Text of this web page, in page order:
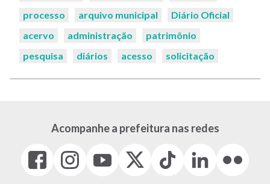
processo
arquivo municipal
Diário Oficial
acervo
administração
patrimônio
pesquisa
diários acesso solicitação
Acompanhe a prefeitura nas redes
Facebook
(link
Instagram
(link
(link
(Antigo
Tiktok
(link
LinkedIn
(link
(link